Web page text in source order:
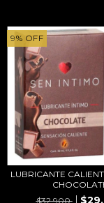
9% OFF
LUBRICANTE
$32.900